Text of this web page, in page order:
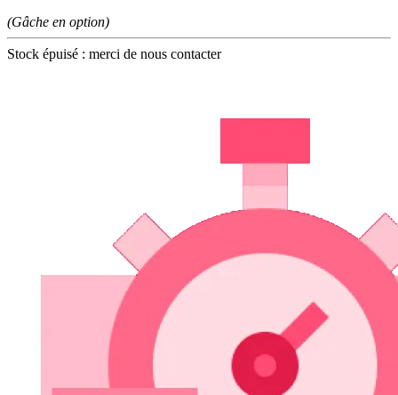
(Gâche en option)
Stock épuisé : merci de nous contacter